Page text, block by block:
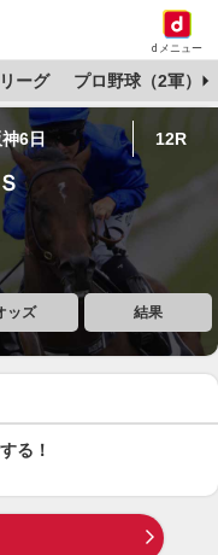
dメニュー
ーグ プロ野球（2軍）
6日 12R
ッズ 結果
る！